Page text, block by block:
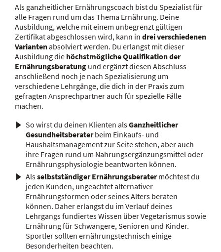
Als ganzheitlicher Ernährungscoach bist du Spezialist für
alle Fragen rund um das Thema Ernährung. Deine
Ausbildung, welche mit einem unbegrenzt gültigen
Zertifikat abgeschlossen wird, kann in drei verschiedenen
Variantenabsolviert werden. Du erlangst mit dieser
Ausbildung die höchstmögliche Qualifikation der
Ernährungsberatung und ergänzt diesen Abschluss
anschließend noch je nach Spezialisierung um
verschiedene Lehrgänge, die dich in der Praxis zum
gefragten Ansprechpartner auch für spezielle Fälle
machen.
So wirst du deinen Klienten alsGanzheitlicher
Gesundheitsberaterbeim Einkaufs- und
Haushaltsmanagement zur Seite stehen, aber auch
ihre Fragen rund um Nahrungsergänzungsmittel oder
Ernährungsphysiologie beantworten können.
Alsselbstständiger Ernährungsberatermöchtest du
jeden Kunden, ungeachtet alternativer
Ernährungsformen oder seines Alters beraten
können. Daher erlangst du im Verlauf deines
Lehrgangs fundiertes Wissen über Vegetarismus sowie
Ernährung für Schwangere, Senioren und Kinder.
Sportler sollten ernährungstechnisch einige
Besonderheiten beachten.